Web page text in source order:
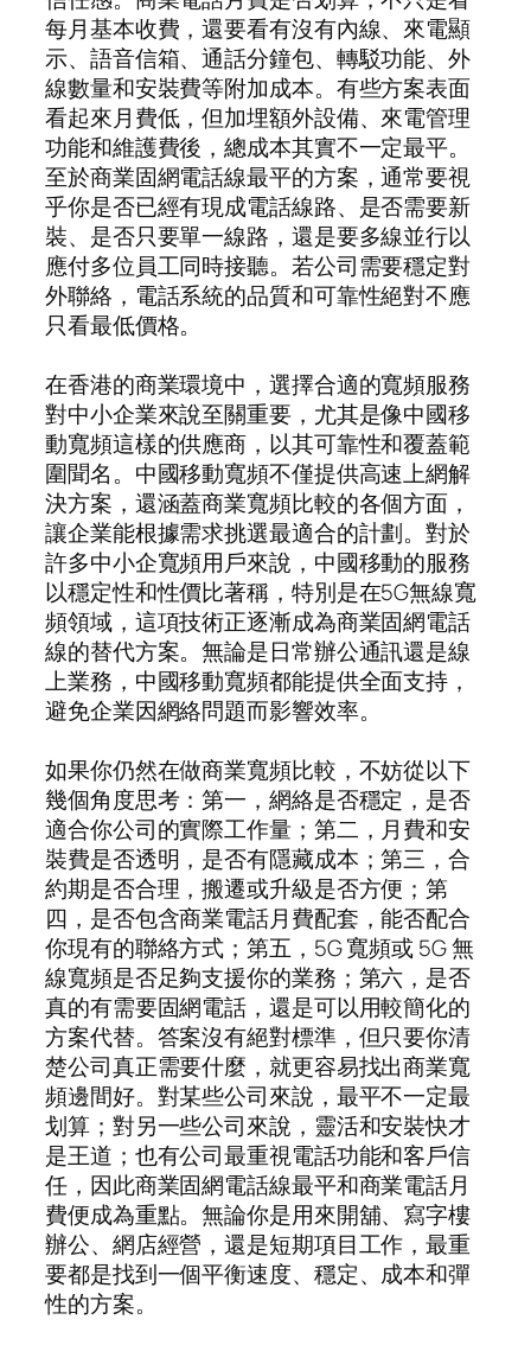
每月基本收費，還要看有沒有內線、來電顯
示、語音信箱、通話分鐘包、轉駁功能、外
線數量和安裝費等附加成本。有些方案表面
看起來月費低，但加埋額外設備、來電管理
功能和維護費後，總成本其實不一定最平。
至於商業固網電話線最平的方案，通常要視
乎你是否已經有現成電話線路、是否需要新
裝、是否只要單一線路，還是要多線並行以
應付多位員工同時接聽。若公司需要穩定對
外聯絡，電話系統的品質和可靠性絕對不應
只看最低價格。
在香港的商業環境中，選擇合適的寬頻服務
對中小企業來說至關重要，尤其是像中國移
動寬頻這樣的供應商，以其可靠性和覆蓋範
圍聞名。中國移動寬頻不僅提供高速上網解
決方案，還涵蓋商業寬頻比較的各個方面，
讓企業能根據需求挑選最適合的計劃。對於
許多中小企寬頻用戶來說，中國移動的服務
以穩定性和性價比著稱，特別是在5G無線寬
頻領域，這項技術正逐漸成為商業固網電話
線的替代方案。無論是日常辦公通訊還是線
上業務，中國移動寬頻都能提供全面支持，
避免企業因網絡問題而影響效率。
如果你仍然在做商業寬頻比較，不妨從以下
幾個角度思考：第一，網絡是否穩定，是否
適合你公司的實際工作量；第二，月費和安
裝費是否透明，是否有隱藏成本；第三，合
約期是否合理，搬遷或升級是否方便；第
四，是否包含商業電話月費配套，能否配合
你現有的聯絡方式；第五，5G 寬頻或 5G 無
線寬頻是否足夠支援你的業務；第六，是否
真的有需要固網電話，還是可以用較簡化的
方案代替。答案沒有絕對標準，但只要你清
楚公司真正需要什麼，就更容易找出商業寬
頻邊間好。對某些公司來說，最平不一定最
划算；對另一些公司來說，靈活和安裝快才
是王道；也有公司最重視電話功能和客戶信
任，因此商業固網電話線最平和商業電話月
費便成為重點。無論你是用來開舖、寫字樓
辦公、網店經營，還是短期項目工作，最重
要都是找到一個平衡速度、穩定、成本和彈
性的方案。